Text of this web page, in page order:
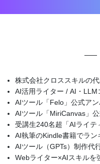
─
株式会社クロススキルの
AI活用ライター / AI・LLM
AIツール「Felo」公式ア
AIツール「MiriCanvas」
受講生240名超「AIライテ
AI執筆のKindle書籍でラン
AIツール（GPTs）制作代
Webライター×AIスキルを